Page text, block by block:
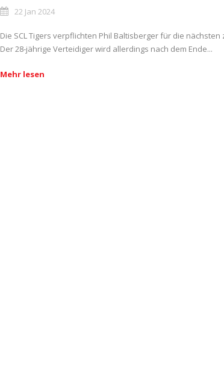
22 Jan 2024
Die SCL Tigers verpflichten Phil Baltisberger für die nächsten
Der 28-jährige Verteidiger wird allerdings nach dem Ende...
Mehr lesen